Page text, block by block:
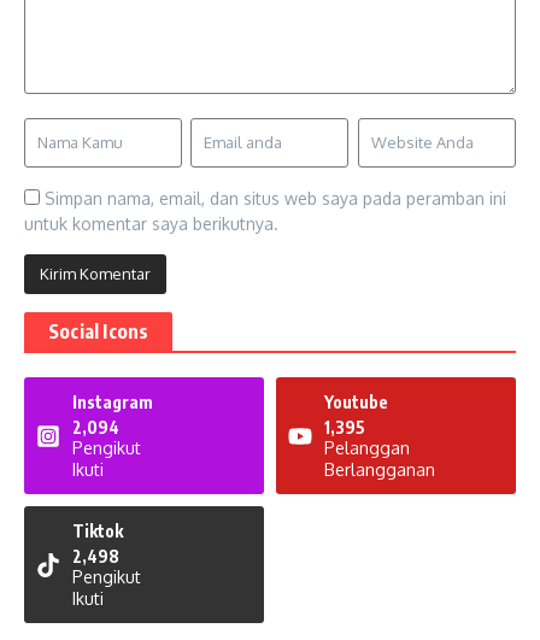
Simpan nama, email, dan situs web saya pada peramban ini
untuk komentar saya berikutnya.
Social Icons
Instagram
2,094
Pengikut
Ikuti
Youtube
1,395
Pelanggan
Berlangganan
Tiktok
2,498
Pengikut
Ikuti